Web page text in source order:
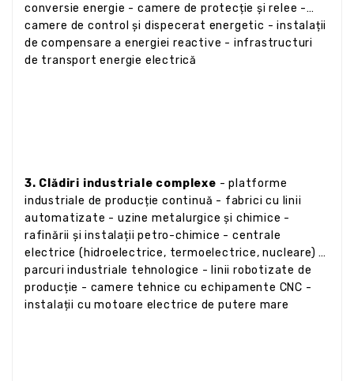
conversie energie - camere de protecție și relee -
camere de control și dispecerat energetic - instalații
de compensare a energiei reactive - infrastructuri
de transport energie electrică
3. Clădiri industriale complexe - platforme
industriale de producție continuă - fabrici cu linii
automatizate - uzine metalurgice și chimice -
rafinării și instalații petro-chimice - centrale
electrice (hidroelectrice, termoelectrice, nucleare) -
parcuri industriale tehnologice - linii robotizate de
producție - camere tehnice cu echipamente CNC -
instalații cu motoare electrice de putere mare